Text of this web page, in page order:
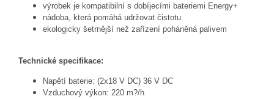
výrobek je kompatibilní s dobíjecími bateriemi Energy+
nádoba, která pomáhá udržovat čistotu
ekologicky šetrnější než zařízení poháněná palivem
Technické specifikace:
Napětí baterie: (2x18 V DC) 36 V DC
Vzduchový výkon: 220 m?/h